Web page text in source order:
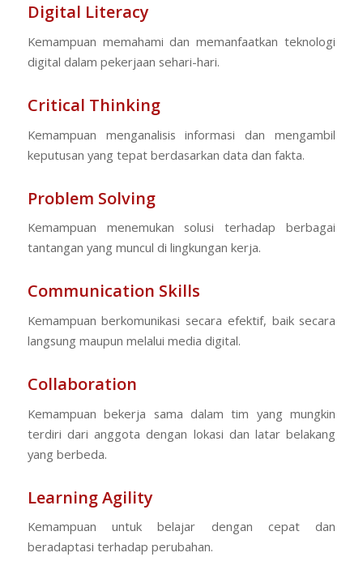
Digital Literacy
Kemampuan memahami dan memanfaatkan teknologi
digital dalam pekerjaan sehari-hari.
Critical Thinking
Kemampuan menganalisis informasi dan mengambil
keputusan yang tepat berdasarkan data dan fakta.
Problem Solving
Kemampuan menemukan solusi terhadap berbagai
tantangan yang muncul di lingkungan kerja.
Communication Skills
Kemampuan berkomunikasi secara efektif, baik secara
langsung maupun melalui media digital.
Collaboration
Kemampuan bekerja sama dalam tim yang mungkin
terdiri dari anggota dengan lokasi dan latar belakang
yang berbeda.
Learning Agility
Kemampuan untuk belajar dengan cepat dan
beradaptasi terhadap perubahan.